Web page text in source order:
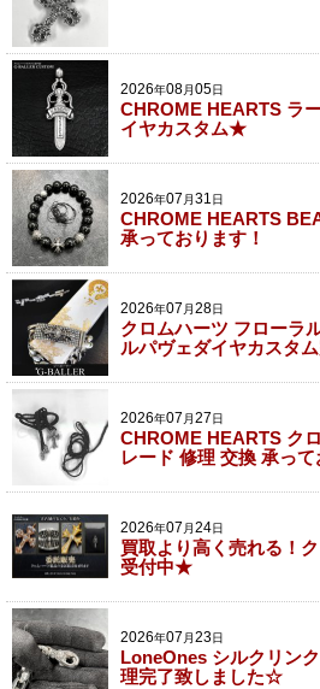
2026年08月 05日
CHROME HEARTS ラ
イヤカスタム★
2026年07月 31 日
CHROME HEARTS
承っております！
2026年07月 28日
クロムハーツ フローラ
ルパヴェダイヤカスタ
2026年07月 27 日
CHROME HEARTS ク
レード 修理 交換 承って
2026年07月 24日
買取より高く売れる！
受付中★
2026年07月 23日
LoneOnes シルクリン
理完了致しました☆